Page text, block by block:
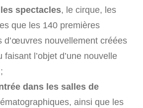
spectacles, le cirque, les
que les 140 premières
d’œuvres nouvellement créées
faisant l’objet d’une nouvelle
dans les salles de
ainsi que les